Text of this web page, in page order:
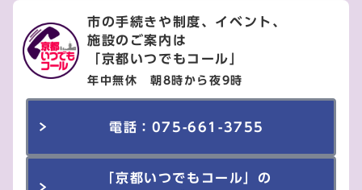
市の手続きや制度、イベント、
施設のご案内は
「京都いつでもコール」
年中無休 朝8時から夜9時
電話：075-661-3755
「京都いつでもコール」の